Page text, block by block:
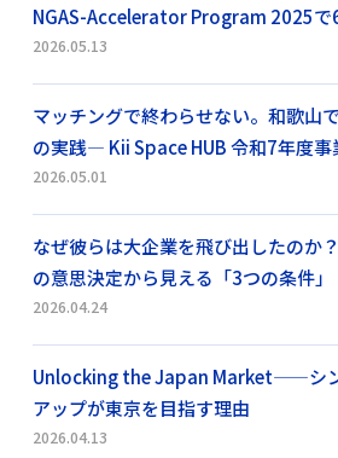
NGAS-Accelerator Program 2025で
2026.05.13
マッチングで終わらせない。和歌山
の実践― Kii Space HUB 令和7年度
2026.05.01
なぜ彼らは大企業を飛び出したのか
の意思決定から見える「3つの条件」
2026.04.24
Unlocking the Japan Market——シ
アップが東京を目指す理由
2026.04.13